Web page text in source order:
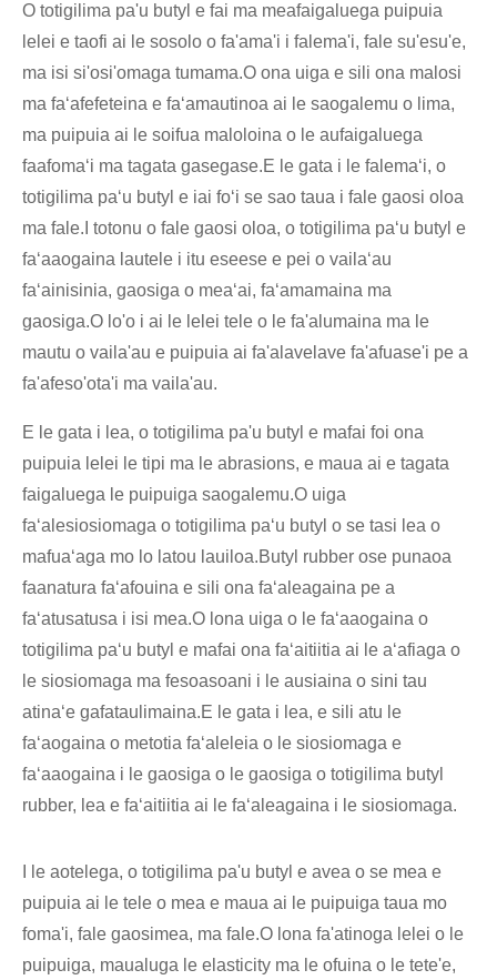
O totigilima pa'u butyl e fai ma meafaigaluega puipuia
lelei e taofi ai le sosolo o fa'ama'i i falema'i, fale su'esu'e,
ma isi si'osi'omaga tumama.O ona uiga e sili ona malosi
ma faʻafefeteina e faʻamautinoa ai le saogalemu o lima,
ma puipuia ai le soifua maloloina o le aufaigaluega
faafomaʻi ma tagata gasegase.E le gata i le falemaʻi, o
totigilima paʻu butyl e iai foʻi se sao taua i fale gaosi oloa
ma fale.I totonu o fale gaosi oloa, o totigilima paʻu butyl e
faʻaaogaina lautele i itu eseese e pei o vailaʻau
faʻainisinia, gaosiga o meaʻai, faʻamamaina ma
gaosiga.O lo'o i ai le lelei tele o le fa'alumaina ma le
mautu o vaila'au e puipuia ai fa'alavelave fa'afuase'i pe a
fa'afeso'ota'i ma vaila'au.
E le gata i lea, o totigilima pa'u butyl e mafai foi ona
puipuia lelei le tipi ma le abrasions, e maua ai e tagata
faigaluega le puipuiga saogalemu.O uiga
faʻalesiosiomaga o totigilima paʻu butyl o se tasi lea o
mafuaʻaga mo lo latou lauiloa.Butyl rubber ose punaoa
faanatura faʻafouina e sili ona faʻaleagaina pe a
faʻatusatusa i isi mea.O lona uiga o le faʻaaogaina o
totigilima paʻu butyl e mafai ona faʻaitiitia ai le aʻafiaga o
le siosiomaga ma fesoasoani i le ausiaina o sini tau
atinaʻe gafataulimaina.E le gata i lea, e sili atu le
faʻaogaina o metotia faʻaleleia o le siosiomaga e
faʻaaogaina i le gaosiga o le gaosiga o totigilima butyl
rubber, lea e faʻaitiitia ai le faʻaleagaina i le siosiomaga.
I le aotelega, o totigilima pa'u butyl e avea o se mea e
puipuia ai le tele o mea e maua ai le puipuiga taua mo
foma'i, fale gaosimea, ma fale.O lona fa'atinoga lelei o le
puipuiga, maualuga le elasticity ma le ofuina o le tete'e,